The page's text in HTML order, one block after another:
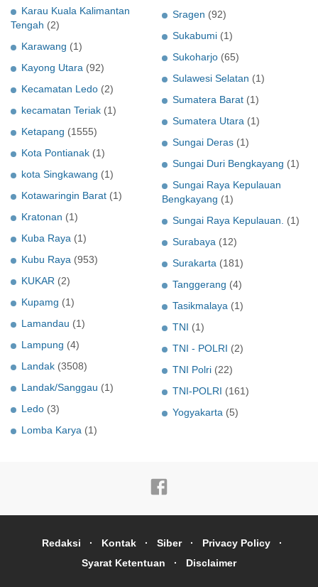
Karau Kuala Kalimantan
Tengah (2)
Karawang (1)
Kayong Utara (92)
Kecamatan Ledo (2)
kecamatan Teriak (1)
Ketapang (1555)
Kota Pontianak (1)
kota Singkawang (1)
Kotawaringin Barat (1)
Kratonan (1)
Kuba Raya (1)
Kubu Raya (953)
KUKAR (2)
Kupamg (1)
Lamandau (1)
Lampung (4)
Landak (3508)
Landak/Sanggau (1)
Ledo (3)
Lomba Karya (1)
Sragen (92)
Sukabumi (1)
Sukoharjo (65)
Sulawesi Selatan (1)
Sumatera Barat (1)
Sumatera Utara (1)
Sungai Deras (1)
Sungai Duri Bengkayang (1)
Sungai Raya Kepulauan
Bengkayang (1)
Sungai Raya Kepulauan. (1)
Surabaya (12)
Surakarta (181)
Tanggerang (4)
Tasikmalaya (1)
TNI (1)
TNI - POLRI (2)
TNI Polri (22)
TNI-POLRI (161)
Yogyakarta (5)
Redaksi Kontak Siber
Privacy Policy
Syarat Ketentuan
Disclaimer